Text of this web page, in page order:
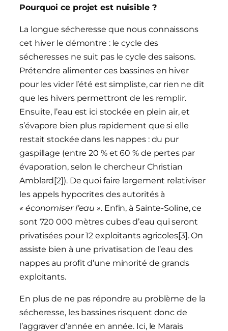
Pourquoi ce projet est nuisible ?
La longue sécheresse que nous connaissons
cet hiver le démontre : le cycle des
sécheresses ne suit pas le cycle des saisons.
Prétendre alimenter ces bassines en hiver
pour les vider l’été est simpliste, car rien ne dit
que les hivers permettront de les remplir.
Ensuite, l’eau est ici stockée en plein air, et
s’évapore bien plus rapidement que si elle
restait stockée dans les nappes : du pur
gaspillage (entre 20 % et 60 % de pertes par
évaporation, selon le chercheur Christian
Amblard[2]). De quoi faire largement relativiser
les appels hypocrites des autorités à
« économiser l’eau ». Enfin, à Sainte-Soline, ce
sont 720 000 mètres cubes d’eau qui seront
privatisées pour 12 exploitants agricoles[3]. On
assiste bien à une privatisation de l’eau des
nappes au profit d’une minorité de grands
exploitants.
En plus de ne pas répondre au problème de la
sécheresse, les bassines risquent donc de
l’aggraver d’année en année. Ici, le Marais